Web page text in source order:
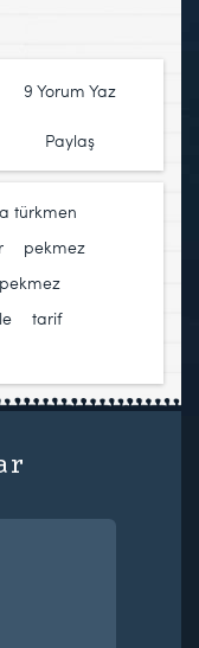
9 Yorum Yaz
Paylaş
türkmen
pekmez
tarif